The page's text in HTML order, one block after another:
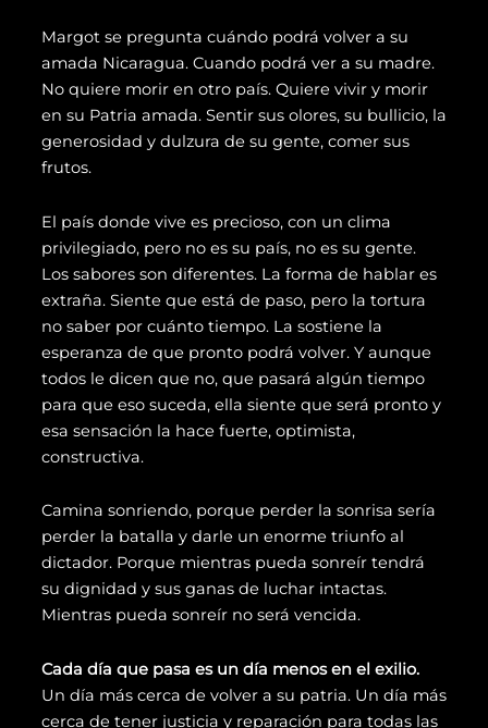
Margot se pregunta cuándo podrá volver a su
amada Nicaragua. Cuando podrá ver a su madre.
No quiere morir en otro país. Quiere vivir y morir
en su Patria amada. Sentir sus olores, su bullicio, la
generosidad y dulzura de su gente, comer sus
frutos.
El país donde vive es precioso, con un clima
privilegiado, pero no es su país, no es su gente.
Los sabores son diferentes. La forma de hablar es
extraña. Siente que está de paso, pero la tortura
no saber por cuánto tiempo. La sostiene la
esperanza de que pronto podrá volver. Y aunque
todos le dicen que no, que pasará algún tiempo
para que eso suceda, ella siente que será pronto y
esa sensación la hace fuerte, optimista,
constructiva.
Camina sonriendo, porque perder la sonrisa sería
perder la batalla y darle un enorme triunfo al
dictador. Porque mientras pueda sonreír tendrá
su dignidad y sus ganas de luchar intactas.
Mientras pueda sonreír no será vencida.
Cada día que pasa es un día menos en el exilio.
Un día más cerca de volver a su patria. Un día más
cerca de tener justicia y reparación para todas las